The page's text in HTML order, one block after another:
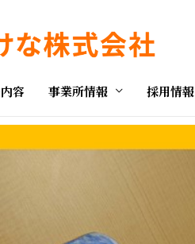
容 事業所情報 採用情報